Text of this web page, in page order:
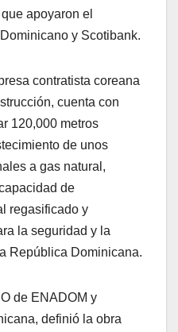
apoyaron el
y Scotibank.
contratista coreana
cuenta con
120,000 metros
de unos
a gas natural,
de
regasificado y
la seguridad y la
República Dominicana.
de ENADOM y
definió la obra